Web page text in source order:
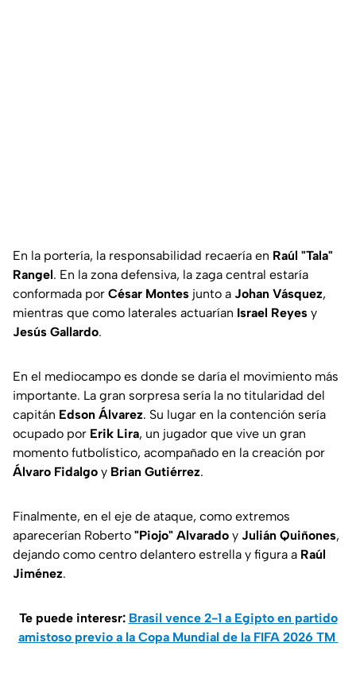
En la portería, la responsabilidad recaería en Raúl "Tala"
Rangel. En la zona defensiva, la zaga central estaría
conformada por César Montes junto a Johan Vásquez,
mientras que como laterales actuarían Israel Reyes y
Jesús Gallardo.
En el mediocampo es donde se daría el movimiento más
importante. La gran sorpresa sería la no titularidad del
capitán Edson Álvarez. Su lugar en la contención sería
ocupado por Erik Lira, un jugador que vive un gran
momento futbolístico, acompañado en la creación por
Álvaro Fidalgo y Brian Gutiérrez.
Finalmente, en el eje de ataque, como extremos
aparecerían Roberto "Piojo" Alvarado y Julián Quiñones,
dejando como centro delantero estrella y figura a Raúl
Jiménez.
Te puede interesr: Brasil vence 2-1 a Egipto en partido
amistoso previo a la Copa Mundial de la FIFA 2026 TM